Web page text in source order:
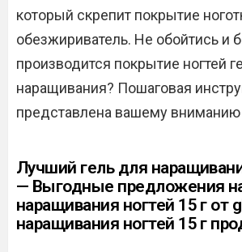
который скрепит покрытие
обезжириватель. Не обойтись и
производится покрытие ногтей
наращивания? Пошаговая
представлена вашему
Лучший гель для
— Выгодные предложения
наращивания ногтей 15 г от
наращивания ногтей 15 г